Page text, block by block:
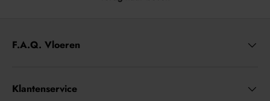
F.A.Q. Vloeren
Klantenservice